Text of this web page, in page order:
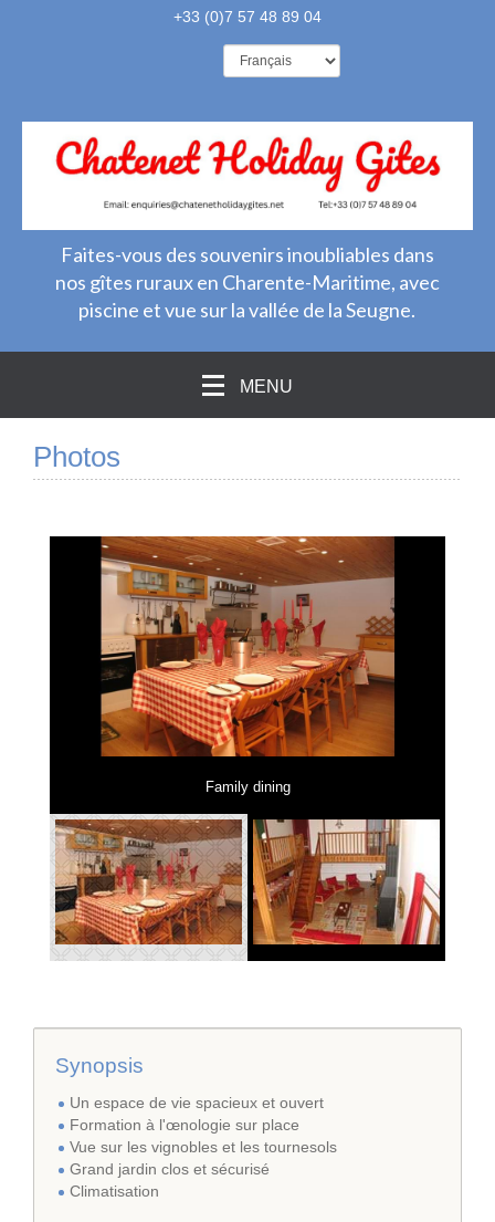
+33 (0)7 57 48 89 04
Faites-vous des souvenirs inoubliables dans
nos gîtes ruraux en Charente-Maritime, avec
piscine et vue sur la vallée de la Seugne.
MENU
Photos
Family dining
Synopsis
Un espace de vie spacieux et ouvert
Formation à l'œnologie sur place
Vue sur les vignobles et les tournesols
Grand jardin clos et sécurisé
Climatisation